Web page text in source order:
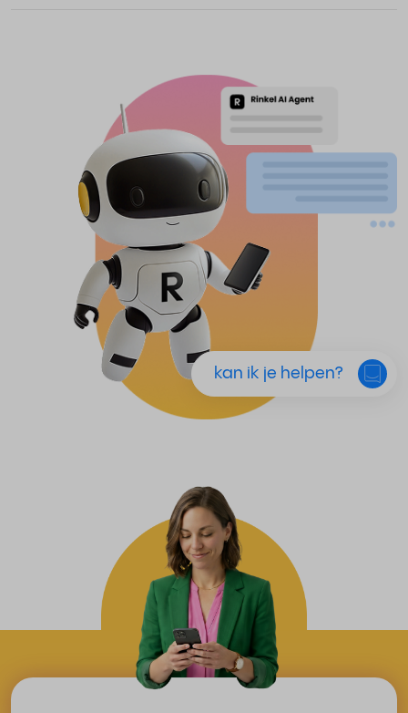
kan ik je helpen?